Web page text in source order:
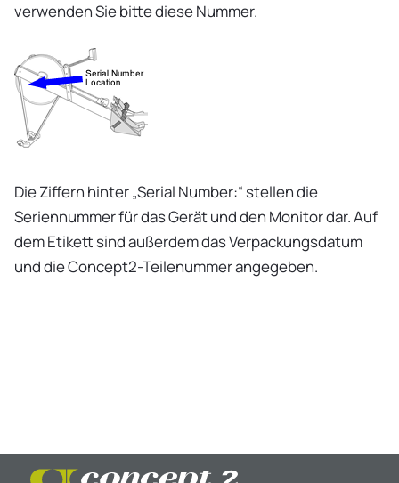
verwenden Sie bitte diese Nummer.
Die Ziffern hinter „Serial Number:“ stellen die
Seriennummer für das Gerät und den Monitor dar. Auf
dem Etikett sind außerdem das Verpackungsdatum
und die Concept2-Teilenummer angegeben.